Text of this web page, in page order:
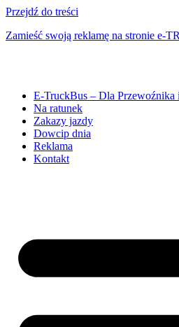
Przejdź do treści
Zamieść swoją reklamę na stronie e-
E-TruckBus – Dla
Na ratunek
Zakazy jazdy
Dowcip dnia
Reklama
Kontakt